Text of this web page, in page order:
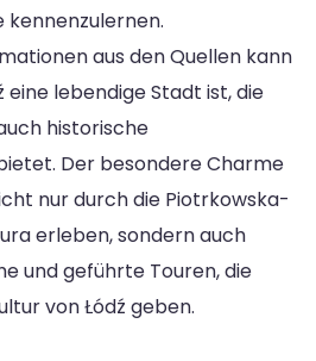
kennenzulernen.
aus den Quellen kann
eine lebendige Stadt ist, die
historische
Der besondere Charme
nur durch die Piotrkowska-
erleben, sondern auch
und geführte Touren, die
von Łódź geben.